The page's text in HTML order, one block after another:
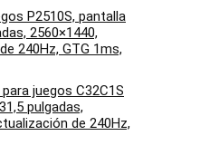
P2510S, pantalla
2560×1440,
240Hz, GTG 1ms,
juegos C32C1S
pulgadas,
de 240Hz,